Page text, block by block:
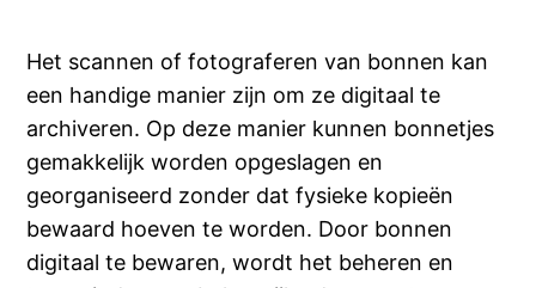
Het scannen of fotograferen van bonnen kan
een handige manier zijn om ze digitaal te
archiveren. Op deze manier kunnen bonnetjes
gemakkelijk worden opgeslagen en
georganiseerd zonder dat fysieke kopieën
bewaard hoeven te worden. Door bonnen
digitaal te bewaren, wordt het beheren en